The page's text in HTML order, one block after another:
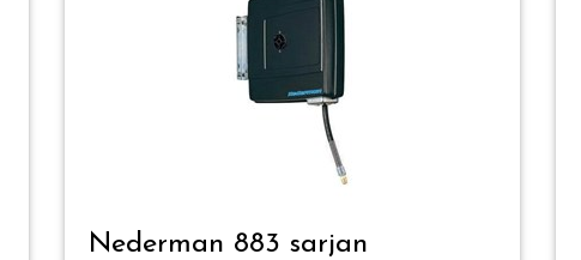
Nederman 883 sarjan